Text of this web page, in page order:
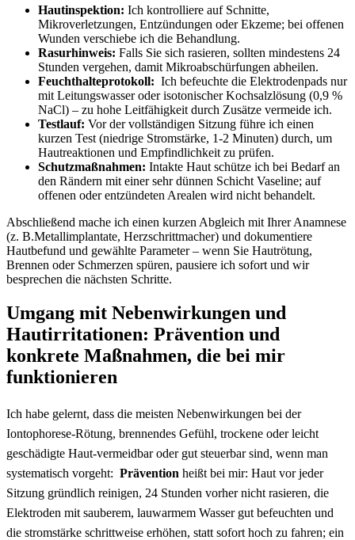
Hautinspektion: Ich ‌kontrolliere auf Schnitte,
Mikroverletzungen, Entzündungen oder Ekzeme; bei offenen
Wunden‌ verschiebe⁢ ich die Behandlung.
Rasurhinweis: Falls ​Sie ⁤sich rasieren,⁣ sollten mindestens 24
Stunden vergehen,​ damit ⁣Mikroabschürfungen‌ abheilen.
Feuchthalteprotokoll: ⁤ Ich befeuchte die Elektrodenpads ⁢nur
mit Leitungswasser oder⁢ isotonischer Kochsalzlösung (0,9 %
NaCl) – zu hohe ⁤Leitfähigkeit durch Zusätze​ vermeide⁣ ich.
Testlauf: Vor⁢ der vollständigen Sitzung führe ich einen
kurzen Test (niedrige Stromstärke, ⁢1-2 Minuten) durch, um
Hautreaktionen und Empfindlichkeit zu​ prüfen.
Schutzmaßnahmen: Intakte Haut schütze ich‌ bei Bedarf an
den Rändern mit⁣ einer sehr​ dünnen Schicht Vaseline; auf
offenen oder⁢ entzündeten Arealen wird nicht behandelt.
Abschließend mache⁢ ich einen kurzen‍ Abgleich‍ mit Ihrer Anamnese​
(z. B.Metallimplantate, ⁤Herzschrittmacher) und dokumentiere
⁤Hautbefund und gewählte Parameter – ⁢wenn Sie Hautrötung,​
Brennen oder Schmerzen spüren,‌ pausiere ich⁤ sofort ⁤und ‌wir
besprechen die nächsten Schritte.
Umgang mit Nebenwirkungen und
Hautirritationen: Prävention und
konkrete Maßnahmen, ‍die bei mir
funktionieren
Ich ‌habe gelernt, ⁣dass die meisten Nebenwirkungen bei der
Iontophorese-Rötung, brennendes Gefühl, trockene oder leicht
geschädigte Haut-vermeidbar oder gut steuerbar sind,⁢ wenn man
systematisch vorgeht: ‌ Prävention heißt⁤ bei mir: Haut vor jeder
Sitzung⁢ gründlich‌ reinigen, ⁤24 Stunden vorher nicht rasieren, die
Elektroden mit ‌sauberem, lauwarmem Wasser gut befeuchten ‌und
die stromstärke​ schrittweise erhöhen, ⁤statt sofort hoch zu fahren; ein